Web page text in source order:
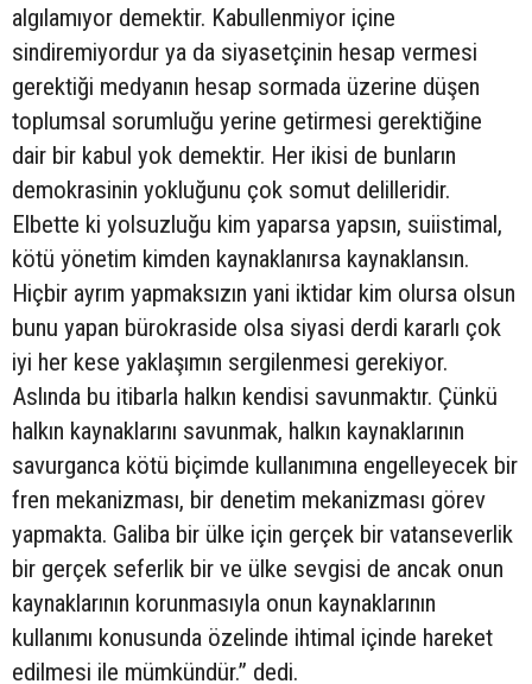
algılamıyor demektir. Kabullenmiyor içine
sindiremiyordur ya da siyasetçinin hesap vermesi
gerektiği medyanın hesap sormada üzerine düşen
toplumsal sorumluğu yerine getirmesi gerektiğine
dair bir kabul yok demektir. Her ikisi de bunların
demokrasinin yokluğunu çok somut delilleridir.
Elbette ki yolsuzluğu kim yaparsa yapsın, suiistimal,
kötü yönetim kimden kaynaklanırsa kaynaklansın.
Hiçbir ayrım yapmaksızın yani iktidar kim olursa olsun
bunu yapan bürokraside olsa siyasi derdi kararlı çok
iyi her kese yaklaşımın sergilenmesi gerekiyor.
Aslında bu itibarla halkın kendisi savunmaktır. Çünkü
halkın kaynaklarını savunmak, halkın kaynaklarının
savurganca kötü biçimde kullanımına engelleyecek bir
fren mekanizması, bir denetim mekanizması görev
yapmakta. Galiba bir ülke için gerçek bir vatanseverlik
bir gerçek seferlik bir ve ülke sevgisi de ancak onun
kaynaklarının korunmasıyla onun kaynaklarının
kullanımı konusunda özelinde ihtimal içinde hareket
edilmesi ile mümkündür.” dedi.